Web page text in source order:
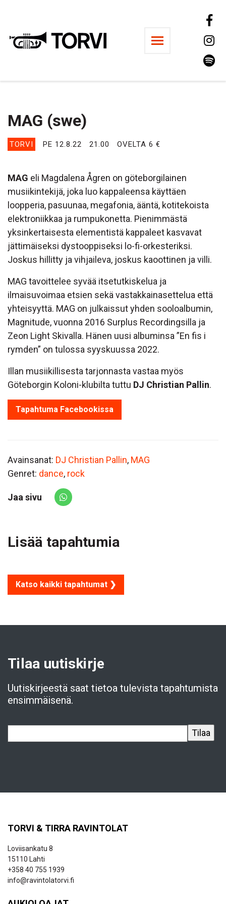
Ravintola Torvi
MAG (swe)
TORVI PE 12.8.22 21.00 OVELTA 6 €
MAG eli Magdalena Ågren on göteborgilainen
musiikintekijä, joka luo kappaleensa käyttäen
loopperia, pasuunaa, megafonia, ääntä, kotitekoista
elektroniikkaa ja rumpukonetta. Pienimmästä
yksinkertaisesta elementistä kappaleet kasvavat
jättimäiseksi dystooppiseksi lo-fi-orkesteriksi.
Joskus hillitty ja vihjaileva, joskus kaoottinen ja villi.
MAG tavoittelee syvää itsetutkiskelua ja
ilmaisuvoimaa etsien sekä vastakkainasettelua että
yhteisyyttä. MAG on julkaissut yhden sooloalbumin,
Magnitude, vuonna 2016 Surplus Recordingsilla ja
Zeon Light Skivalla. Hänen uusi albuminsa ”En fis i
rymden” on tulossa syyskuussa 2022.
Illan musiikillisesta tarjonnasta vastaa myös
Göteborgin Koloni-klubilta tuttu DJ Christian Pallin.
Tapahtuma Facebookissa
Avainsanat: DJ Christian Pallin, MAG
Genret: dance, rock
Jaa sivu
Share via Whatsapp
Lisää tapahtumia
Katso kaikki tapahtumat ❯
Tilaa uutiskirje
Uutiskirjeestä saat tietoa tulevista tapahtumista
ensimmäisenä.
TORVI & TIRRA RAVINTOLAT
Loviisankatu 8
15110 Lahti
+358 40 755 1939
info@ravintolatorvi.fi